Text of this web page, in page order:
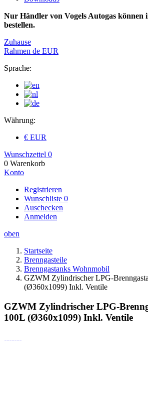
Nur Händler von Vogels Autogas können
bestellen.
Zuhause
Rahmen de EUR
Sprache:
Währung:
€ EUR
Wunschzettel 0
0 Warenkorb
Konto
Registrieren
Wunschliste 0
Auschecken
Anmelden
oben
Startseite
Brenngasteile
Brenngastanks Wohnmobil
GZWM Zylindrischer LPG-
(Ø360x1099) Inkl. Ventile
GZWM Zylindrischer LPG-
100L (Ø360x1099) Inkl. Ventile